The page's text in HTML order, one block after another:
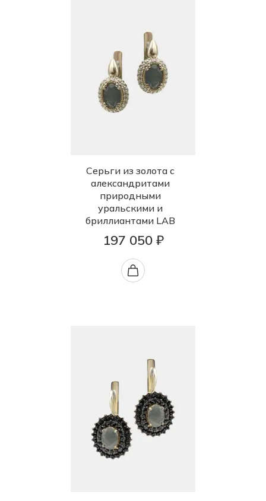
Серьги из золота с
александритами
природными
уральскими и
бриллиантами LAB
197 050 ₽